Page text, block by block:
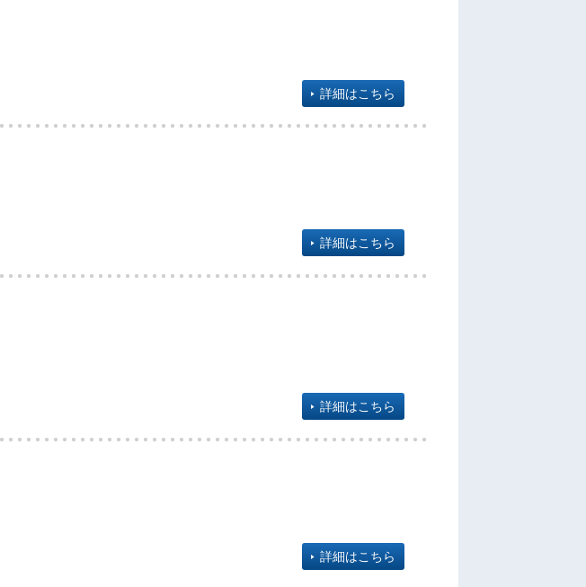
詳細はこちら
詳細はこちら
詳細はこちら
詳細はこちら